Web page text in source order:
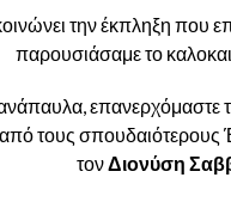
την έκπληξη που
παρουσιάσαμε το
επανερχόμαστε
τους
τονΔιονύση